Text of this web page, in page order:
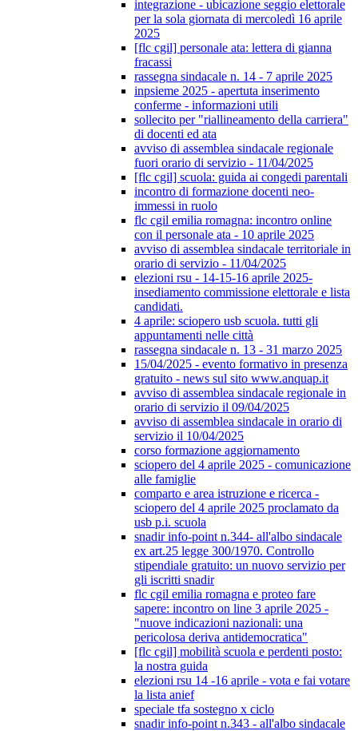
integrazione - ubicazione seggio elettorale
per la sola giornata di mercoledì 16 aprile
2025
[flc cgil] personale ata: lettera di gianna
fracassi
rassegna sindacale n. 14 - 7 aprile 2025
inpsieme 2025 - apertuta inserimento
conferme - informazioni utili
sollecito per "riallineamento della carriera"
di docenti ed ata
avviso di assemblea sindacale regionale
fuori orario di servizio - 11/04/2025
[flc cgil] scuola: guida ai congedi parentali
incontro di formazione docenti neo-
immessi in ruolo
flc cgil emilia romagna: incontro online
con il personale ata - 10 aprile 2025
avviso di assemblea sindacale territoriale in
orario di servizio - 11/04/2025
elezioni rsu - 14-15-16 aprile 2025-
insediamento commissione elettorale e lista
candidati.
4 aprile: sciopero usb scuola. tutti gli
appuntamenti nelle città
rassegna sindacale n. 13 - 31 marzo 2025
15/04/2025 - evento formativo in presenza
gratuito - news sul sito www.anquap.it
avviso di assemblea sindacale regionale in
orario di servizio il 09/04/2025
avviso di assemblea sindacale in orario di
servizio il 10/04/2025
corso formazione aggiornamento
sciopero del 4 aprile 2025 - comunicazione
alle famiglie
comparto e area istruzione e ricerca -
sciopero del 4 aprile 2025 proclamato da
usb p.i. scuola
snadir info-point n.344- all'albo sindacale
ex art.25 legge 300/1970. Controllo
stipendiale gratuito: un nuovo servizio per
gli iscritti snadir
flc cgil emilia romagna e proteo fare
sapere: incontro on line 3 aprile 2025 -
"nuove indicazioni nazionali: una
pericolosa deriva antidemocratica"
[flc cgil] mobilità scuola e perdenti posto:
la nostra guida
elezioni rsu 14 -16 aprile - vota e fai votare
la lista anief
speciale tfa sostegno x ciclo
snadir info-point n.343 - all'albo sindacale